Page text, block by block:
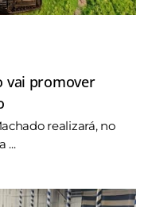
vai promover
realizará, no
...